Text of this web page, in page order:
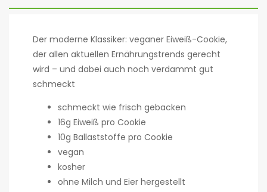
Der moderne Klassiker: veganer Eiweiß-Cookie,
der allen aktuellen Ernährungstrends gerecht
wird – und dabei auch noch verdammt gut
schmeckt
schmeckt wie frisch gebacken
16g Eiweiß pro Cookie
10g Ballaststoffe pro Cookie
vegan
kosher
ohne Milch und Eier hergestellt